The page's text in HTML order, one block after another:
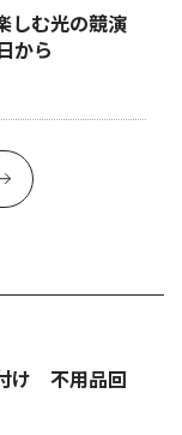
しむ光の競演
から
け 不用品回